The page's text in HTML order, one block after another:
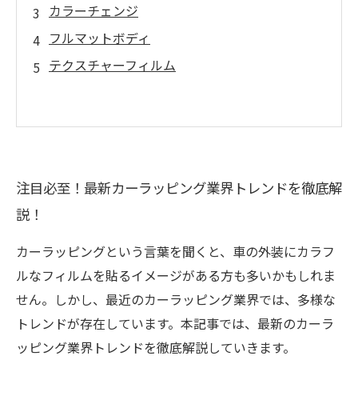
カラーチェンジ
フルマットボディ
テクスチャーフィルム
注目必至！最新カーラッピング業界トレンドを徹底解
説！
カーラッピングという言葉を聞くと、車の外装にカラフ
ルなフィルムを貼るイメージがある方も多いかもしれま
せん。しかし、最近のカーラッピング業界では、多様な
トレンドが存在しています。本記事では、最新のカーラ
ッピング業界トレンドを徹底解説していきます。